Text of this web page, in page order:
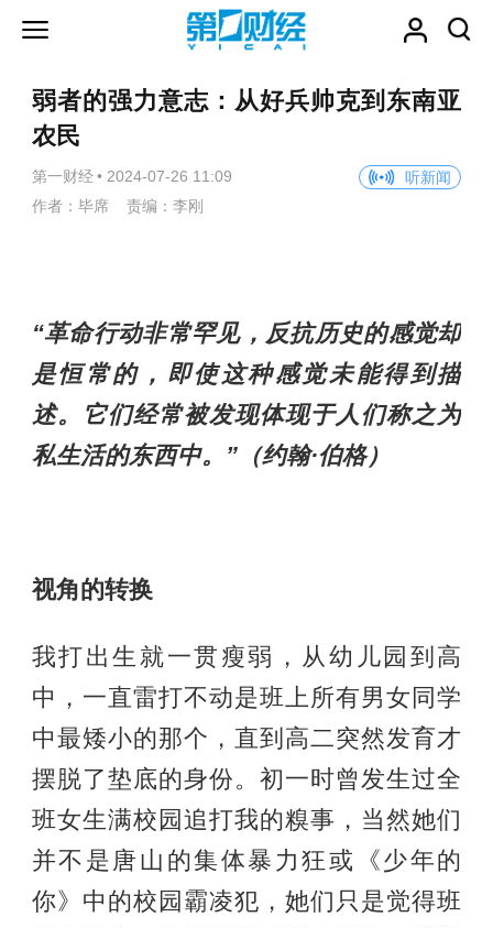
弱者的强力意志：从好兵帅克到东南亚
农民
第一财经 • 2024-07-26 11:09
听新闻
作者：毕席 责编：李刚
“革命行动非常罕见，反抗历史的感觉却
是恒常的，即使这种感觉未能得到描
述。它们经常被发现体现于人们称之为
私生活的东西中。”（约翰·伯格）
视角的转换
我打出生就一贯瘦弱，从幼儿园到高
中，一直雷打不动是班上所有男女同学
中最矮小的那个，直到高二突然发育才
摆脱了垫底的身份。初一时曾发生过全
班女生满校园追打我的糗事，当然她们
并不是唐山的集体暴力狂或《少年的
你》中的校园霸凌犯，她们只是觉得班